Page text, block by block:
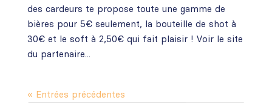
des cardeurs te propose toute une gamme de
bières pour 5€ seulement, la bouteille de shot à
30€ et le soft à 2,50€ qui fait plaisir ! Voir le site
du partenaire...
« Entrées précédentes